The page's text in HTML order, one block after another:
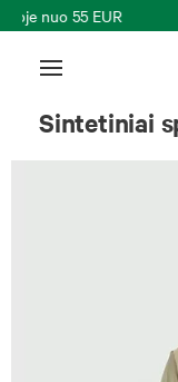
Sintetiniai